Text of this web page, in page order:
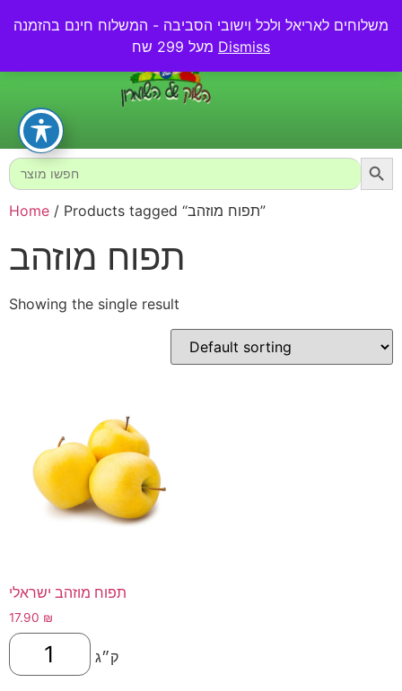
משלוחים לאריאל ולכל וישובי הסביבה - המשלוח חינם בהזמנה
Dismiss
0.00₪
Search
for:
Home / Products tagged “תפוח מוזהב”
תפוח מוזהב
Showing the single result
תפוח מוזהב ישראלי
17.90 ₪
ק״ג